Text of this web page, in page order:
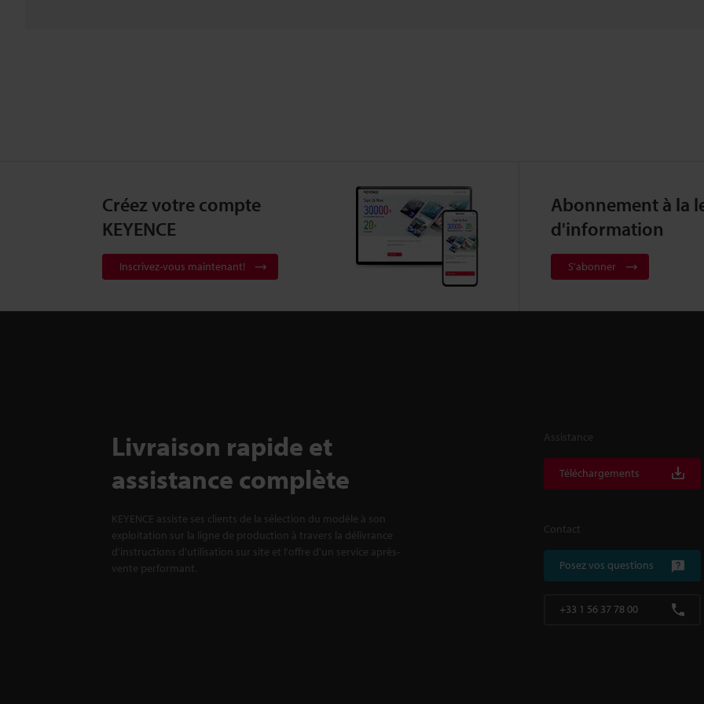
Créez votre compte
KEYENCE
Inscrivez-vous maintenant!
Abonnement à la
d'information
S'abonner
Livraison rapide et
assistance complète
KEYENCE assiste ses clients de la sélection du modèle à son
exploitation sur la ligne de production à travers la délivrance
d'instructions d'utilisation sur site et l'offre d'un service après-
vente performant.
Assistance
Téléchargements
Contact
Posez vos questions
+33 1 56 37 78 00